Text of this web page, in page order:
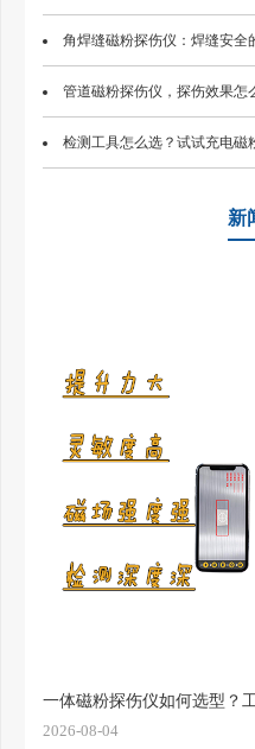
角焊缝磁粉探伤仪：焊缝安全
管道磁粉探伤仪，探伤效果怎
检测工具怎么选？试试充电磁
新
一体磁粉探伤仪如何选型？
2026-08-04